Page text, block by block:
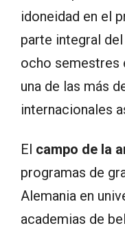
idoneidad en el
parte integral
ocho semestres
una de las más
internacionales
El campo de la
programas de
Alemania en
academias de